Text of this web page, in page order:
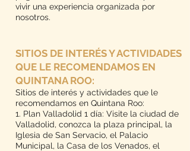
vivir una experiencia organizada por
nosotros.
SITIOS DE INTERÉS Y ACTIVIDADES
QUE LE RECOMENDAMOS EN
QUINTANA ROO:
Sitios de interés y actividades que le
recomendamos en Quintana Roo:
1. Plan Valladolid 1 día: Visite la ciudad de
Valladolid, conozca la plaza principal, la
Iglesia de San Servacio, el Palacio
Municipal, la Casa de los Venados, el